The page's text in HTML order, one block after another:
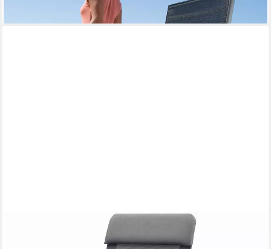
lieferbar - in 4-5 Werktagen bei dir
Gartenstuhl (4 St), Klappbar 4er Set 7-fach Verstellbar Alu mit